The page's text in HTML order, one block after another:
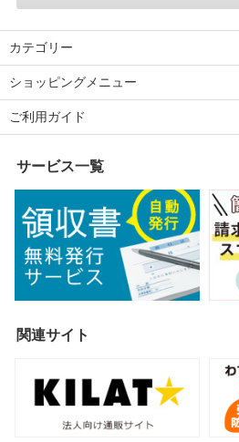
カテゴリー
ショッピングメニュー
ご利用ガイド
サービス一覧
関連サイト